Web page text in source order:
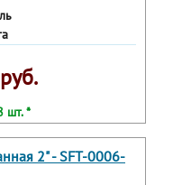
шт. *
2" - SFT-0006-